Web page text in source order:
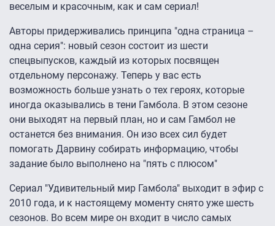
веселым и красочным, как и сам сериал!
Авторы придерживались принципа "одна страница –
одна серия": новый сезон состоит из шести
спецвыпусков, каждый из которых посвящен
отдельному персонажу. Теперь у вас есть
возможность больше узнать о тех героях, которые
иногда оказывались в тени Гамбола. В этом сезоне
они выходят на первый план, но и сам Гамбол не
останется без внимания. Он изо всех сил будет
помогать Дарвину собирать информацию, чтобы
задание было выполнено на "пять с плюсом"
Сериал "Удивительный мир Гамбола" выходит в эфир с
2010 года, и к настоящему моменту снято уже шесть
сезонов. Во всем мире он входит в число самых